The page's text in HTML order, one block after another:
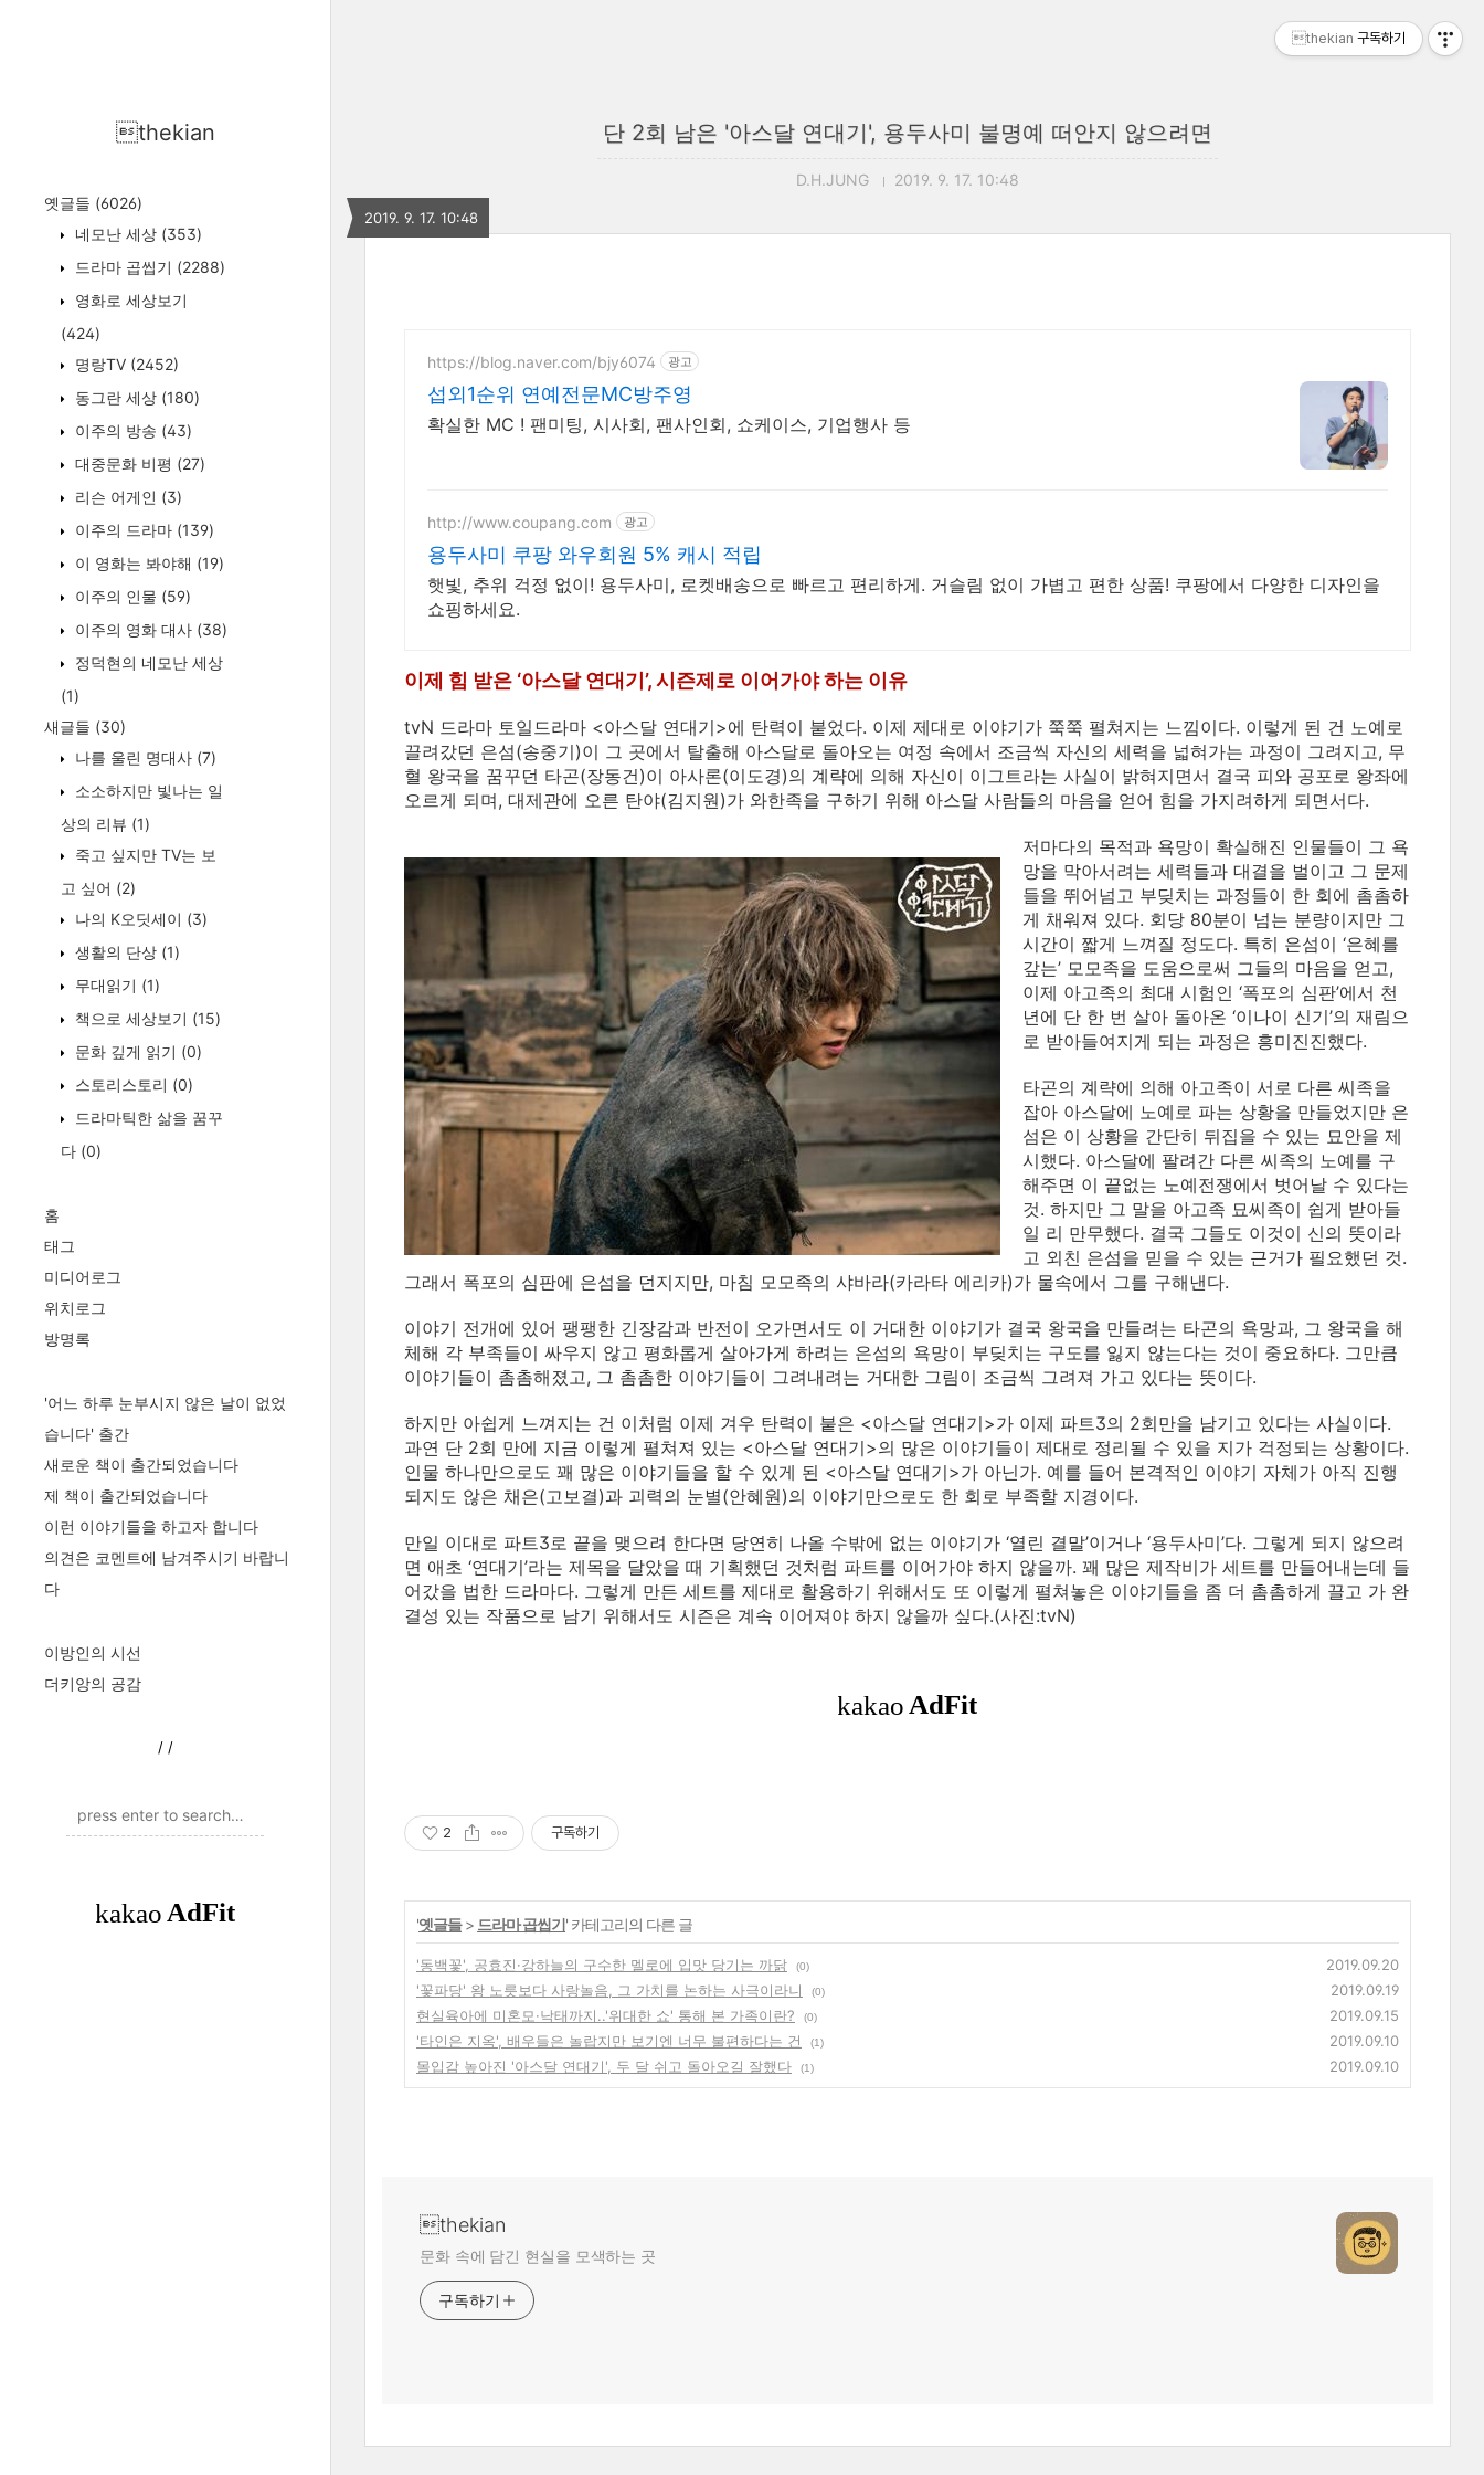
thekian
옛글들 (6026)
네모난 세상 (353)
드라마 곱씹기 (2288)
영화로 세상보기
(424)
명랑TV (2452)
동그란 세상 (180)
이주의 방송 (43)
대중문화 비평 (27)
리슨 어게인 (3)
이주의 드라마 (139)
이 영화는 봐야해 (19)
이주의 인물 (59)
이주의 영화 대사 (38)
정덕현의 네모난 세상
(1)
새글들 (30)
나를 울린 명대사 (7)
소소하지만 빛나는 일
상의 리뷰 (1)
죽고 싶지만 TV는 보
고 싶어 (2)
나의 K오딧세이 (3)
생활의 단상 (1)
무대읽기 (1)
책으로 세상보기 (15)
문화 깊게 읽기 (0)
스토리스토리 (0)
드라마틱한 삶을 꿈꾸
다 (0)
홈
태그
미디어로그
위치로그
방명록
'어느 하루 눈부시지 않은 날이 없었
습니다' 출간
새로운 책이 출간되었습니다
제 책이 출간되었습니다
이런 이야기들을 하고자 합니다
의견은 코멘트에 남겨주시기 바랍니
다
이방인의 시선
더키앙의 공감
/ /
단 2회 남은 '아스달 연대기', 용두사미 불명예 떠안지 않으려면
D.H.JUNG 2019. 9. 17. 10:48
2019. 9. 17. 10:48
https://blog.naver.com/bjy6074 광고
섭외1순위 연예전문MC방주영
확실한 MC ! 팬미팅, 시사회, 팬사인회, 쇼케이스, 기업행사 등
http://www.coupang.com 광고
용두사미 쿠팡 와우회원 5% 캐시 적립
햇빛, 추위 걱정 없이! 용두사미, 로켓배송으로 빠르고 편리하게. 거슬림 없이 가볍고 편한 상품! 쿠팡에서 다양한 디자인을
쇼핑하세요.
이제 힘 받은 ‘아스달 연대기’, 시즌제로 이어가야 하는 이유
tvN 드라마 토일드라마 <아스달 연대기>에 탄력이 붙었다. 이제 제대로 이야기가 쭉쭉 펼쳐지는 느낌이다. 이렇게 된 건 노예로
끌려갔던 은섬(송중기)이 그 곳에서 탈출해 아스달로 돌아오는 여정 속에서 조금씩 자신의 세력을 넓혀가는 과정이 그려지고, 무
혈 왕국을 꿈꾸던 타곤(장동건)이 아사론(이도경)의 계략에 의해 자신이 이그트라는 사실이 밝혀지면서 결국 피와 공포로 왕좌에
오르게 되며, 대제관에 오른 탄야(김지원)가 와한족을 구하기 위해 아스달 사람들의 마음을 얻어 힘을 가지려하게 되면서다.
저마다의 목적과 욕망이 확실해진 인물들이 그 욕
망을 막아서려는 세력들과 대결을 벌이고 그 문제
들을 뛰어넘고 부딪치는 과정들이 한 회에 촘촘하
게 채워져 있다. 회당 80분이 넘는 분량이지만 그
시간이 짧게 느껴질 정도다. 특히 은섬이 ‘은혜를
갚는’ 모모족을 도움으로써 그들의 마음을 얻고,
이제 아고족의 최대 시험인 ‘폭포의 심판’에서 천
년에 단 한 번 살아 돌아온 ‘이나이 신기’의 재림으
로 받아들여지게 되는 과정은 흥미진진했다.
타곤의 계략에 의해 아고족이 서로 다른 씨족을
잡아 아스달에 노예로 파는 상황을 만들었지만 은
섬은 이 상황을 간단히 뒤집을 수 있는 묘안을 제
시했다. 아스달에 팔려간 다른 씨족의 노예를 구
해주면 이 끝없는 노예전쟁에서 벗어날 수 있다는
것. 하지만 그 말을 아고족 묘씨족이 쉽게 받아들
일 리 만무했다. 결국 그들도 이것이 신의 뜻이라
고 외친 은섬을 믿을 수 있는 근거가 필요했던 것.
그래서 폭포의 심판에 은섬을 던지지만, 마침 모모족의 샤바라(카라타 에리카)가 물속에서 그를 구해낸다.
이야기 전개에 있어 팽팽한 긴장감과 반전이 오가면서도 이 거대한 이야기가 결국 왕국을 만들려는 타곤의 욕망과, 그 왕국을 해
체해 각 부족들이 싸우지 않고 평화롭게 살아가게 하려는 은섬의 욕망이 부딪치는 구도를 잃지 않는다는 것이 중요하다. 그만큼
이야기들이 촘촘해졌고, 그 촘촘한 이야기들이 그려내려는 거대한 그림이 조금씩 그려져 가고 있다는 뜻이다.
하지만 아쉽게 느껴지는 건 이처럼 이제 겨우 탄력이 붙은 <아스달 연대기>가 이제 파트3의 2회만을 남기고 있다는 사실이다.
과연 단 2회 만에 지금 이렇게 펼쳐져 있는 <아스달 연대기>의 많은 이야기들이 제대로 정리될 수 있을 지가 걱정되는 상황이다.
인물 하나만으로도 꽤 많은 이야기들을 할 수 있게 된 <아스달 연대기>가 아닌가. 예를 들어 본격적인 이야기 자체가 아직 진행
되지도 않은 채은(고보결)과 괴력의 눈별(안혜원)의 이야기만으로도 한 회로 부족할 지경이다.
만일 이대로 파트3로 끝을 맺으려 한다면 당연히 나올 수밖에 없는 이야기가 ‘열린 결말’이거나 ‘용두사미’다. 그렇게 되지 않으려
면 애초 ‘연대기’라는 제목을 달았을 때 기획했던 것처럼 파트를 이어가야 하지 않을까. 꽤 많은 제작비가 세트를 만들어내는데 들
어갔을 법한 드라마다. 그렇게 만든 세트를 제대로 활용하기 위해서도 또 이렇게 펼쳐놓은 이야기들을 좀 더 촘촘하게 끌고 가 완
결성 있는 작품으로 남기 위해서도 시즌은 계속 이어져야 하지 않을까 싶다.(사진:tvN)
2 구독하기
'옛글들> 드라마 곱씹기' 카테고리의 다른 글
'동백꽃', 공효진·강하늘의 구수한 멜로에 입맛 당기는 까닭 (0)
2019.09.20
'꽃파당' 왕 노릇보다 사랑놀음, 그 가치를 논하는 사극이라니
(0)
2019.09.19
현실육아에 미혼모·낙태까지..'위대한 쇼' 통해 본 가족이란?
(0)
2019.09.15
'타인은 지옥', 배우들은 놀랍지만 보기엔 너무 불편하다는 건
(1)
2019.09.10
몰입감 높아진 '아스달 연대기', 두 달 쉬고 돌아오길 잘했다
(1) 2019.09.10
thekian
문화 속에 담긴 현실을 모색하는 곳
구독하기
thekian 구독하기